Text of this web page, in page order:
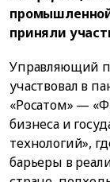
приняли
Управляющий
участвовал в
«Росатом» —
бизнеса и
технологий»,
барьеры в